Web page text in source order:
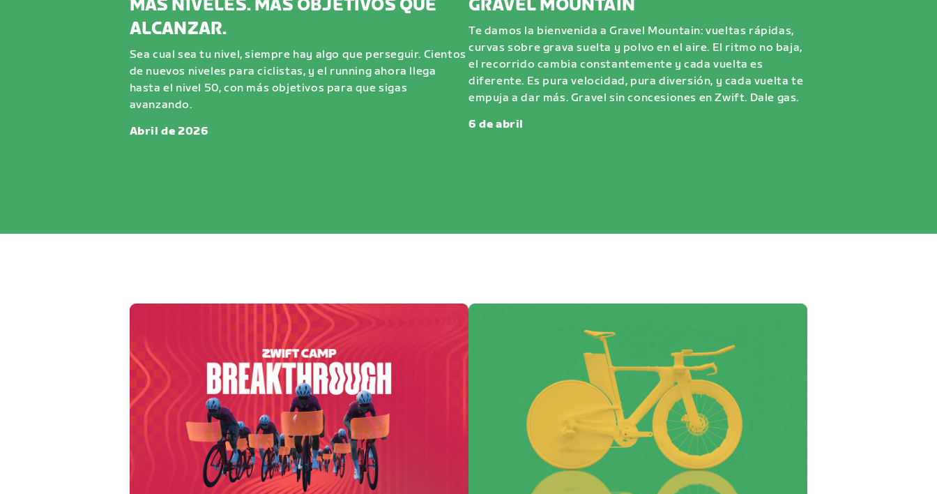
MÁS NIVELES. MÁS OBJETIVOS QUE
ALCANZAR.
Sea cual sea tu nivel, siempre hay algo que perseguir. Cientos
de nuevos niveles para ciclistas, y el running ahora llega
hasta el nivel 50, con más objetivos para que sigas
avanzando.
Abril de 2026
GRAVEL MOUNTAIN
Te damos la bienvenida a Gravel Mountain: vueltas rápidas,
curvas sobre grava suelta y polvo en el aire. El ritmo no baja,
el recorrido cambia constantemente y cada vuelta es
diferente. Es pura velocidad, pura diversión, y cada vuelta te
empuja a dar más. Gravel sin concesiones en Zwift. Dale gas.
6 de abril